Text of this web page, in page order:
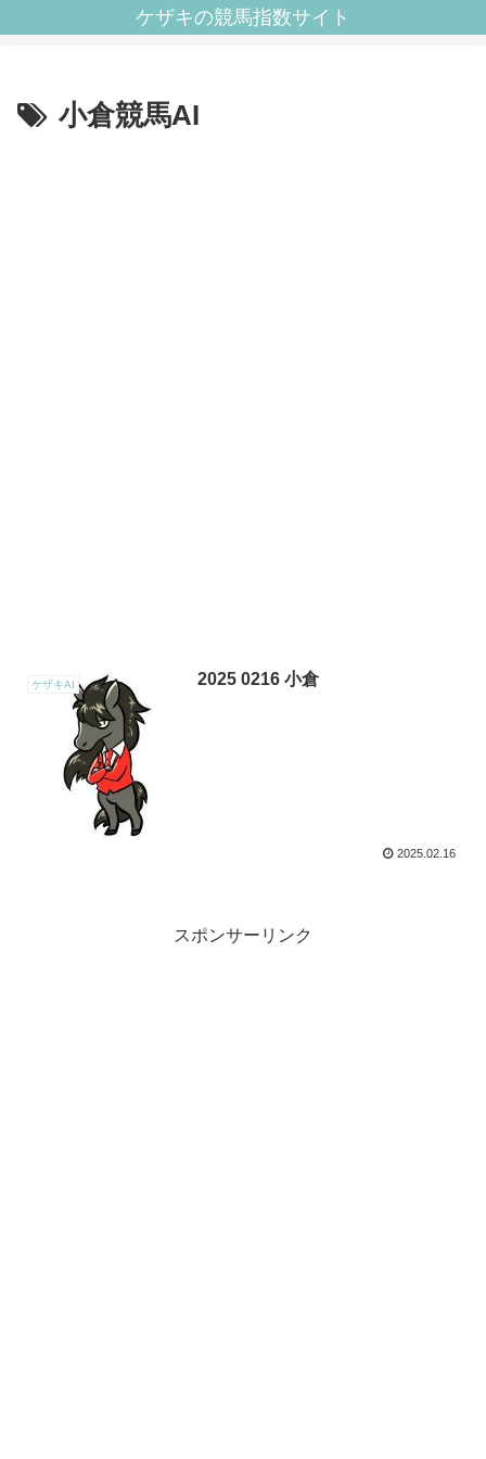
ケザキの競馬指数サイト
小倉競馬AI
ケザキAI 2025 0216 小倉
2025.02.16
スポンサーリンク